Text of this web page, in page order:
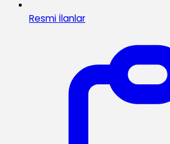
Resmi İlanlar